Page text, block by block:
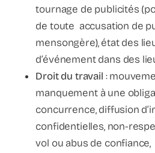
tournage de publicités
de toute accusation de
mensongère), état des
d’événement dans des
Droit du travail :
manquement à une
concurrence, diffusion
confidentielles, non-
vol ou abus de